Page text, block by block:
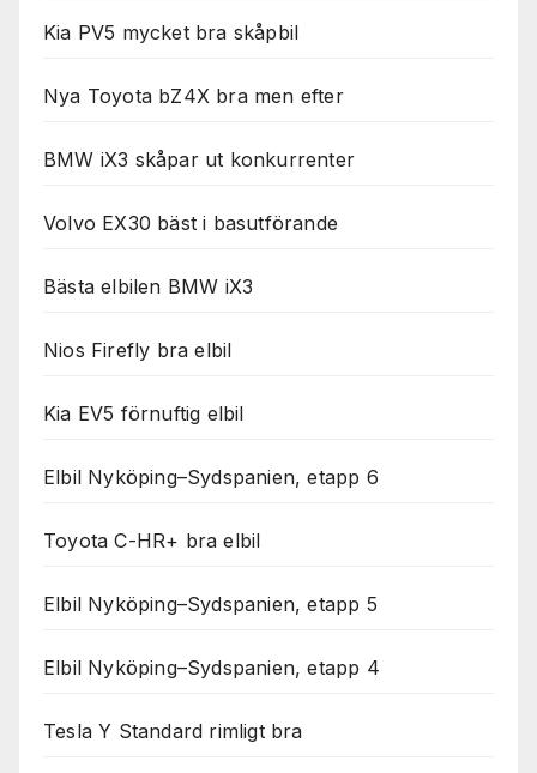
Kia PV5 mycket bra skåpbil
Nya Toyota bZ4X bra men efter
BMW iX3 skåpar ut konkurrenter
Volvo EX30 bäst i basutförande
Bästa elbilen BMW iX3
Nios Firefly bra elbil
Kia EV5 förnuftig elbil
Elbil Nyköping–Sydspanien, etapp 6
Toyota C-HR+ bra elbil
Elbil Nyköping–Sydspanien, etapp 5
Elbil Nyköping–Sydspanien, etapp 4
Tesla Y Standard rimligt bra